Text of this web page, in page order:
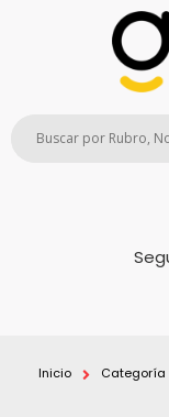
Inicio Categoría